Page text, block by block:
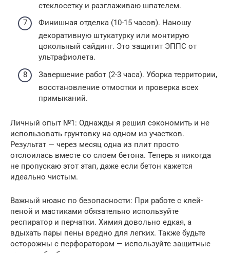
стеклосетку и разглаживаю шпателем.
Финишная отделка (10-15 часов). Наношу
декоративную штукатурку или монтирую
цокольный сайдинг. Это защитит ЭППС от
ультрафиолета.
Завершение работ (2-3 часа). Уборка территории,
восстановление отмостки и проверка всех
примыканий.
Личный опыт №1: Однажды я решил сэкономить и не
использовать грунтовку на одном из участков.
Результат — через месяц одна из плит просто
отслоилась вместе со слоем бетона. Теперь я никогда
не пропускаю этот этап, даже если бетон кажется
идеально чистым.
Важный нюанс по безопасности: При работе с клей-
пеной и мастиками обязательно используйте
респиратор и перчатки. Химия довольно едкая, а
вдыхать пары пены вредно для легких. Также будьте
осторожны с перфоратором — используйте защитные